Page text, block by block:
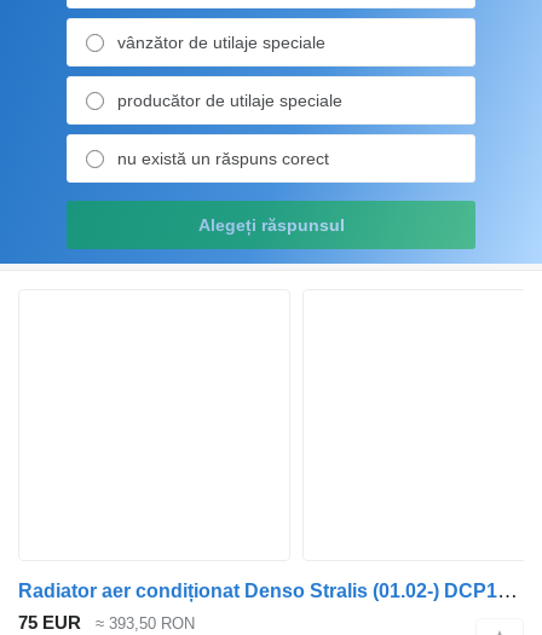
vânzător de utilaje speciale
producător de utilaje speciale
nu există un răspuns corect
Alegeți răspunsul
Radiator aer condiționat Denso Stralis (01.02-) DCP12009 pentru cap tractor IVECO Stralis, Trakker (2002-)
75 EUR ≈ 393,50 RON